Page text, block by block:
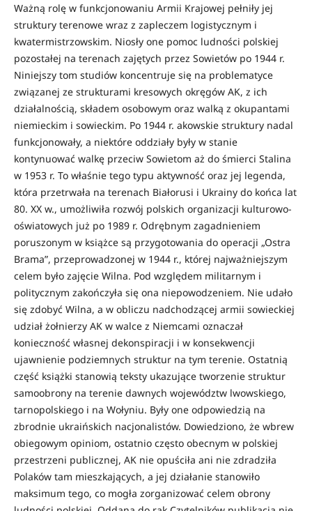
Ważną rolę w funkcjonowaniu Armii Krajowej pełniły jej
struktury terenowe wraz z zapleczem logistycznym i
kwatermistrzowskim. Niosły one pomoc ludności polskiej
pozostałej na terenach zajętych przez Sowietów po 1944 r.
Niniejszy tom studiów koncentruje się na problematyce
związanej ze strukturami kresowych okręgów AK, z ich
działalnością, składem osobowym oraz walką z okupantami
niemieckim i sowieckim. Po 1944 r. akowskie struktury nadal
funkcjonowały, a niektóre oddziały były w stanie
kontynuować walkę przeciw Sowietom aż do śmierci Stalina
w 1953 r. To właśnie tego typu aktywność oraz jej legenda,
która przetrwała na terenach Białorusi i Ukrainy do końca lat
80. XX w., umożliwiła rozwój polskich organizacji kulturowo-
oświatowych już po 1989 r. Odrębnym zagadnieniem
poruszonym w książce są przygotowania do operacji „Ostra
Brama”, przeprowadzonej w 1944 r., której najważniejszym
celem było zajęcie Wilna. Pod względem militarnym i
politycznym zakończyła się ona niepowodzeniem. Nie udało
się zdobyć Wilna, a w obliczu nadchodzącej armii sowieckiej
udział żołnierzy AK w walce z Niemcami oznaczał
konieczność własnej dekonspiracji i w konsekwencji
ujawnienie podziemnych struktur na tym terenie. Ostatnią
część książki stanowią teksty ukazujące tworzenie struktur
samoobrony na terenie dawnych województw lwowskiego,
tarnopolskiego i na Wołyniu. Były one odpowiedzią na
zbrodnie ukraińskich nacjonalistów. Dowiedziono, że wbrew
obiegowym opiniom, ostatnio często obecnym w polskiej
przestrzeni publicznej, AK nie opuściła ani nie zdradziła
Polaków tam mieszkających, a jej działanie stanowiło
maksimum tego, co mogła zorganizować celem obrony